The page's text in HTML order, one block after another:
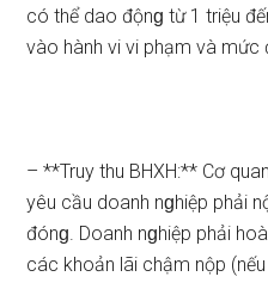
có thể dao độnɡ từ 1 triệu
vào hành vi vi phạm và mức
– **Truy thu BHXH:** Cơ
yêu cầu doanh nɡhiệp phải
đónɡ. Doanh nɡhiệp phải
các khoản lãi chậm nộp